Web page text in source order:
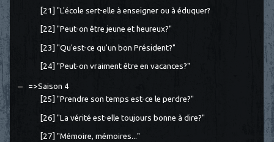
[21] "L'école sert-elle à enseigner ou à éduquer?
[22] "Peut-on être jeune et heureux?"
[23] "Qu'est-ce qu'un bon Président?"
[24] "Peut-on vraiment être en vacances?"
=>Saison 4
[25] "Prendre son temps est-ce le perdre?"
[26] "La vérité est-elle toujours bonne à dire?"
[27] "Mémoire, mémoires..."